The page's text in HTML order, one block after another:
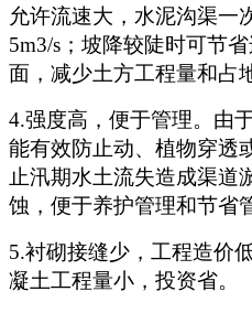
允许流速大，水泥沟渠一
5m3/s；坡降较陡时可节
面，减少土方工程量和占
4.强度高，便于管理。由
能有效防止动、植物穿透
止汛期水土流失造成渠道
蚀，便于养护管理和节省
5.衬砌接缝少，工程造价
凝土工程量小，投资省。